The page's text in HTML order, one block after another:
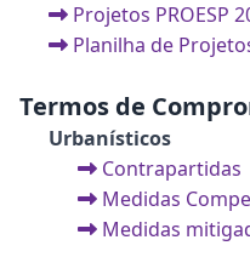
Projetos PROESP
Planilha de
Termos de
Urbanísticos
Contrapartidas
Medidas
Medidas